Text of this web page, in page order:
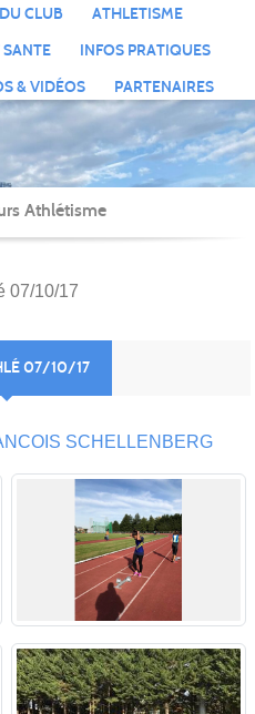
CLUB
ATHLETISME
SANTE
INFOS PRATIQUES
& VIDÉOS
PARTENAIRES
Athlétisme
07/10/17
07/10/17
SCHELLENBERG